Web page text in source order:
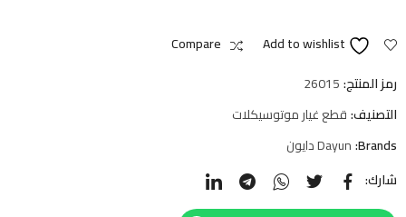
Add to wishlist
Compare
رمز المنتج:26015
التصنيف:قطع غيار موتوسيكلات
Brands: Dayun دايون
شارك: